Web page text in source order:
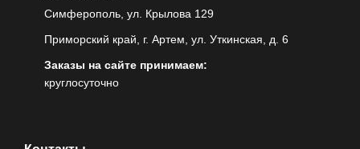
Симферополь, ул. Крылова 129
Приморский край, г. Артем, ул. Уткинская, д. 6
Заказы на сайте принимаем:
круглосуточно